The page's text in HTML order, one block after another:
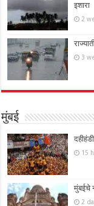
इशारा
2
3
मुंबई
15
मुंबईचे
2